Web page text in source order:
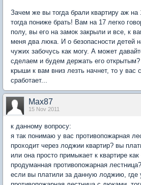
Зачем же вы тогда брали квартиру аж
тогда пониже брать! Вам на 17 легко
полу, вы его на замок закрыли и все, к
меня два люка. И о безопасности детей
чужих забочусь как могу. А может
сделаем и будем держать его
крыши к вам вниз лезть начнет, то у вас
сработает...
Max87
15 Nov 2011
к данному вопросу:
я так понимаю у вас противопожарная
проходит через лоджии квартир? вы
или она просто примыкает к квартире
продуманная противопожарная лестница?
если вы платили за данную лоджию, где